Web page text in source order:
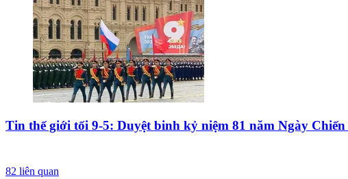
Tin thế giới tối 9-5: Duyệt binh kỷ niệm 81 năm Ngày
82 liên quan